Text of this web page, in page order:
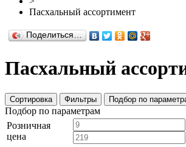
Пасхальный ассортимент
Поделиться…
Пасхальный
Сортировка Фильтры Подбор по
Подбор по параметрам
Розничная
цена